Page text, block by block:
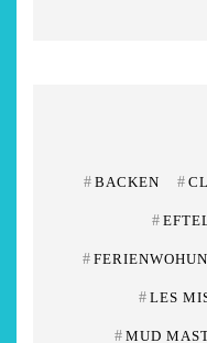
# BACKEN #
#
#
# LES
# MUD